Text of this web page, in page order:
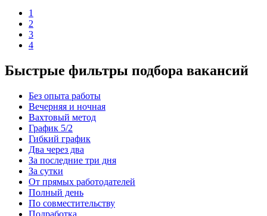
1
2
3
4
Быстрые фильтры подбора вакансий
Без опыта работы
Вечерняя и ночная
Вахтовый метод
График 5/2
Гибкий график
Два через два
За последние три дня
За сутки
От прямых работодателей
Полный день
По совместительству
Подработка